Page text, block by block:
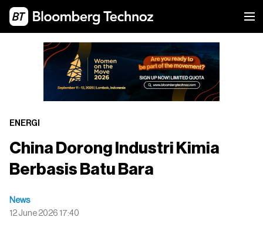
ENERGI
China Dorong Industri Kimia
Berbasis Batu Bara
News
12 June 2026 17:40